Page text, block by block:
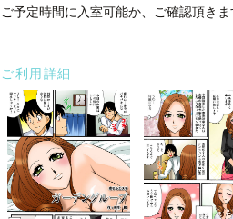
ご予定時間に入室可能か、ご確認頂きま
ご利用詳細